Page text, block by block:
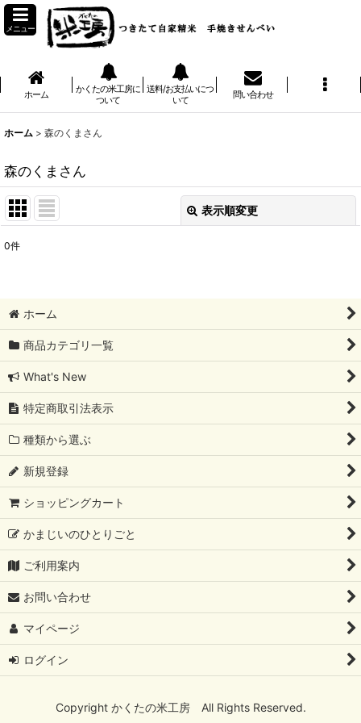
メニュー
ホーム
かくたの米工房に
ついて
送料/お支払いにつ
いて
問い合わせ
ホーム > 森のくまさん
森のくまさん
表示順変更
0件
ホーム
商品カテゴリ一覧
What's New
特定商取引法表示
種類から選ぶ
新規登録
ショッピングカート
かまじいのひとりごと
ご利用案内
お問い合わせ
マイページ
ログイン
Copyright かくたの米工房 All Rights Reserved.